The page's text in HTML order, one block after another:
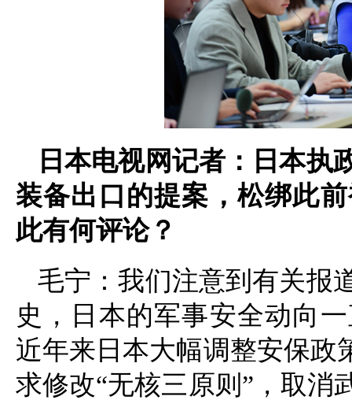
日本电视网记者：日本执
装备出口的提案，松绑此
此有何评论？
毛宁：我们注意到有关报
史，日本的军事安全动向
近年来日本大幅调整安保政
求修改“无核三原则”，取消